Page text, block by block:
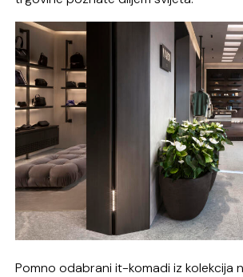
Pomno odabrani it-komadi iz kolekcija